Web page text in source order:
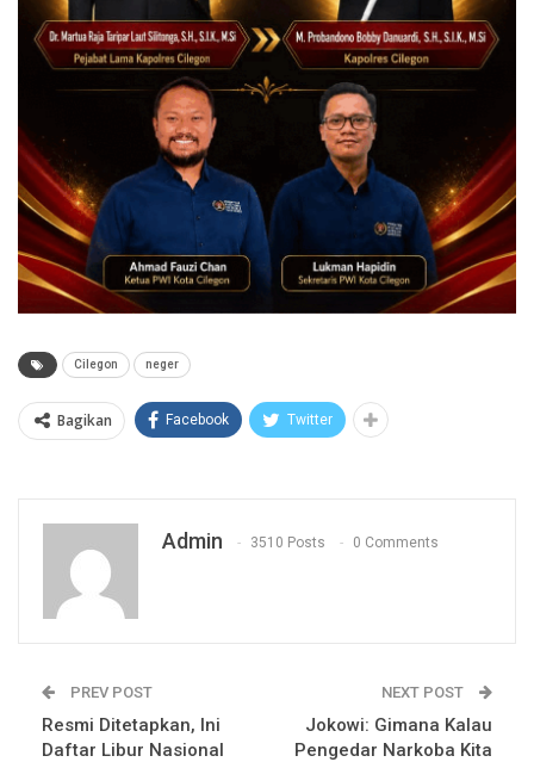
Cilegon neger
Bagikan Facebook Twitter
Admin 3510 Posts 0 Comments
PREV POST
Resmi Ditetapkan, Ini
Daftar Libur Nasional
NEXT POST
Jokowi: Gimana Kalau
Pengedar Narkoba Kita